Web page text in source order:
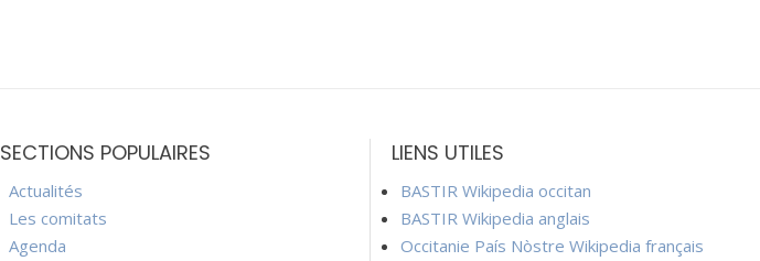
SECTIONS POPULAIRES
Actualités
Les comitats
Agenda
LIENS UTILES
BASTIR Wikipedia occitan
BASTIR Wikipedia anglais
Occitanie País Nòstre Wikipedia français